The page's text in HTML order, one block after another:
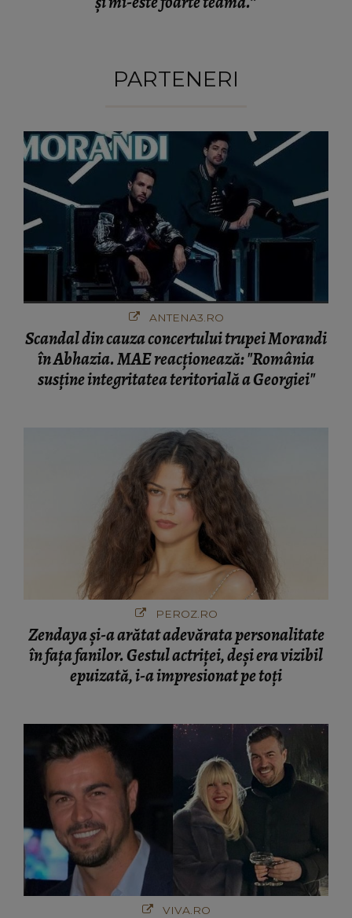
PARTENERI
ANTENA3.RO
Scandal din cauza concertului trupei Morandi
în Abhazia. MAE reacționează: "România
susține integritatea teritorială a Georgiei"
PEROZ.RO
Zendaya și-a arătat adevărata personalitate
în fața fanilor. Gestul actriței, deși era vizibil
epuizată, i-a impresionat pe toți
VIVA.RO